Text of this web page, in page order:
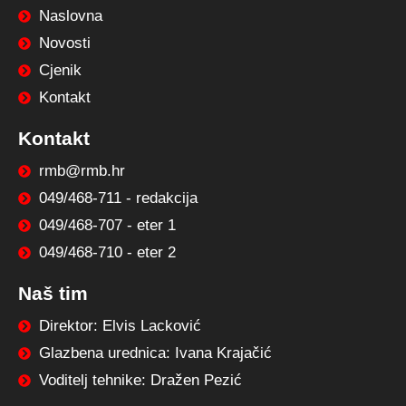
Naslovna
Novosti
Cjenik
Kontakt
Kontakt
rmb@rmb.hr
049/468-711 - redakcija
049/468-707 - eter 1
049/468-710 - eter 2
Naš tim
Direktor: Elvis Lacković
Glazbena urednica: Ivana Krajačić
Voditelj tehnike: Dražen Pezić